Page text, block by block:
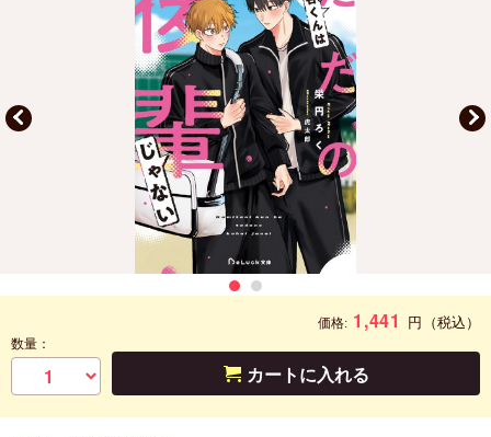
価格: 1,441 円 （税込）
数量：
カートに入れる